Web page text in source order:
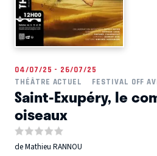
04/07/25 - 26/07/25
THÉÂTRE ACTUEL
FESTIVAL OFF
Saint-Exupéry, le
oiseaux
de Mathieu RANNOU